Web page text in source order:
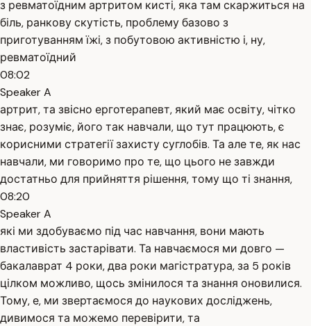
з ревматоїдним артритом кисті, яка там скаржиться на
біль, ранкову скутість, проблему базово з
приготуванням їжі, з побутовою активністю і, ну,
ревматоїдний
08:02
Speaker A
артрит, та звісно ерготерапевт, який має освіту, чітко
знає, розуміє, його так навчали, що тут працюють, є
корисними стратегії захисту суглобів. Та але те, як нас
навчали, ми говоримо про те, що цього не завжди
достатньо для прийняття рішення, тому що ті знання,
08:20
Speaker A
які ми здобуваємо під час навчання, вони мають
властивість застарівати. Та навчаємося ми довго —
бакалаврат 4 роки, два роки магістратура, за 5 років
цілком можливо, щось змінилося та знання оновилися.
Тому, е, ми звертаємося до наукових досліджень,
дивимося та можемо перевірити, та